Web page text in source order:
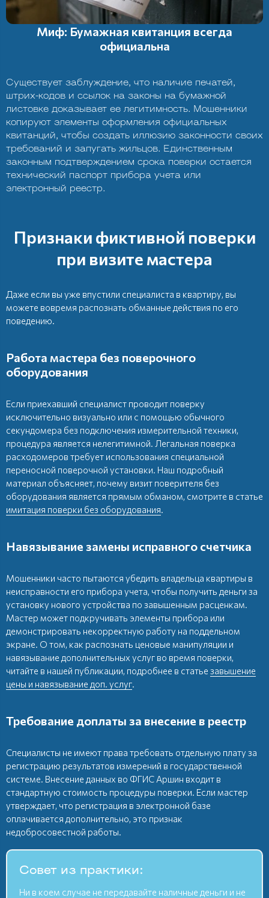
Миф: Бумажная квитанция всегда
официальна
Существует заблуждение, что наличие печатей,
штрих-кодов и ссылок на законы на бумажной
листовке доказывает ее легитимность. Мошенники
копируют элементы оформления официальных
квитанций, чтобы создать иллюзию законности своих
требований и запугать жильцов. Единственным
законным подтверждением срока поверки остается
технический паспорт прибора учета или
электронный реестр.
Признаки фиктивной поверки
при визите мастера
Даже если вы уже впустили специалиста в квартиру, вы
можете вовремя распознать обманные действия по его
поведению.
Работа мастера без поверочного
оборудования
Если приехавший специалист проводит поверку
исключительно визуально или с помощью обычного
секундомера без подключения измерительной техники,
процедура является нелегитимной. Легальная поверка
расходомеров требует использования специальной
переносной поверочной установки. Наш подробный
материал объясняет, почему визит поверителя без
оборудования является прямым обманом, смотрите в статье
имитация поверки без оборудования.
Навязывание замены исправного счетчика
Мошенники часто пытаются убедить владельца квартиры в
неисправности его прибора учета, чтобы получить деньги за
установку нового устройства по завышенным расценкам.
Мастер может подкручивать элементы прибора или
демонстрировать некорректную работу на поддельном
экране. О том, как распознать ценовые манипуляции и
навязывание дополнительных услуг во время поверки,
читайте в нашей публикации, подробнее в статье завышение
цены и навязывание доп. услуг.
Требование доплаты за внесение в реестр
Специалисты не имеют права требовать отдельную плату за
регистрацию результатов измерений в государственной
системе. Внесение данных во ФГИС Аршин входит в
стандартную стоимость процедуры поверки. Если мастер
утверждает, что регистрация в электронной базе
оплачивается дополнительно, это признак
недобросовестной работы.
Совет из практики:
Ни в коем случае не передавайте наличные деньги и не